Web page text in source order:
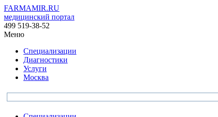
FARMAMIR.RU
медицинский портал
499 519-38-52
Меню
Специализации
Диагностики
Услуги
Москва